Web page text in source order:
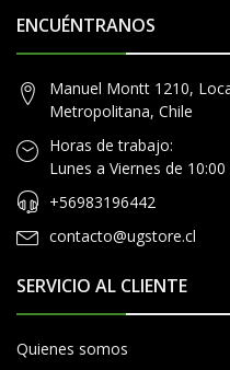
ENCUÉNTRANOS
Manuel Montt 1210,
Metropolitana, Chile
Horas de trabajo:
Lunes a Viernes de 10:00
+56983196442
contacto@ugstore.cl
SERVICIO AL CLIENTE
Quienes somos